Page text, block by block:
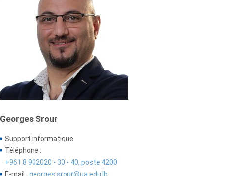
Georges Srour
Support informatique
Téléphone :
+961 8 902020 - 30 - 40, poste 4200
E-mail : georges.srour@ua.edu.lb